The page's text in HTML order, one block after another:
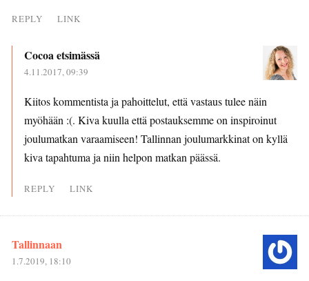
REPLY LINK
Cocoa etsimässä
4.11.2017, 09:39
Kiitos kommentista ja pahoittelut, että vastaus tulee näin
myöhään :(. Kiva kuulla että postauksemme on inspiroinut
joulumatkan varaamiseen! Tallinnan joulumarkkinat on kyllä
kiva tapahtuma ja niin helpon matkan päässä.
REPLY LINK
Tallinnaan
1.7.2019, 18:10